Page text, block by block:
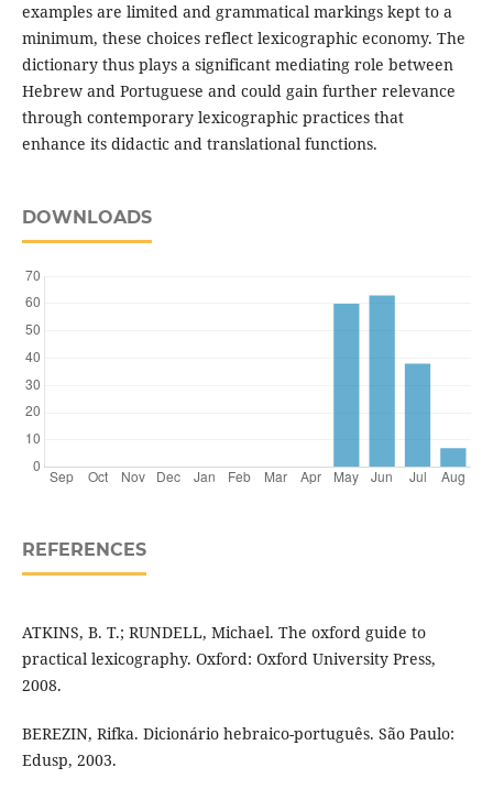
examples are limited and grammatical markings kept to a
minimum, these choices reflect lexicographic economy. The
dictionary thus plays a significant mediating role between
Hebrew and Portuguese and could gain further relevance
through contemporary lexicographic practices that
enhance its didactic and translational functions.
DOWNLOADS
REFERENCES
ATKINS, B. T.; RUNDELL, Michael. The oxford guide to
practical lexicography. Oxford: Oxford University Press,
2008.
BEREZIN, Rifka. Dicionário hebraico-português. São Paulo:
Edusp, 2003.